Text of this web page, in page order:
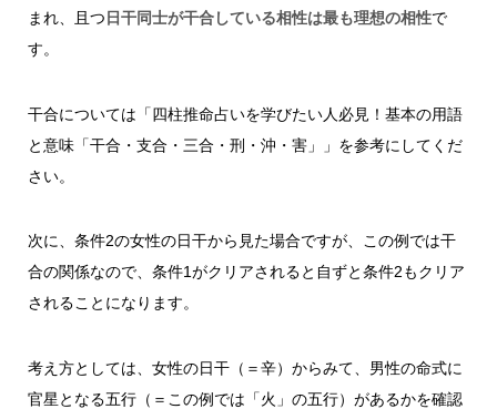
まれ、且つ 日干同士が干合している相性は最も理想の相性で
す。
干合については「四柱推命占いを学びたい人必見！基本の用語
と意味「干合・支合・三合・刑・沖・害」」を参考にしてくだ
さい。
次に、条件2の女性の日干から見た場合ですが、この例では干
合の関係なので、条件1がクリアされると自ずと条件2もクリア
されることになります。
考え方としては、女性の日干（＝辛）からみて、男性の命式に
官星となる五行（＝この例では「火」の五行）があるかを確認